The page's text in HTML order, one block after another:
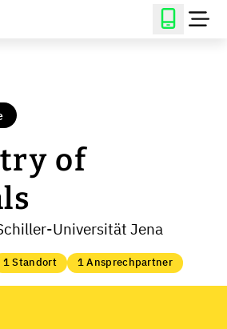
of
Universität Jena
1 Standort 1 Ansprechpartner